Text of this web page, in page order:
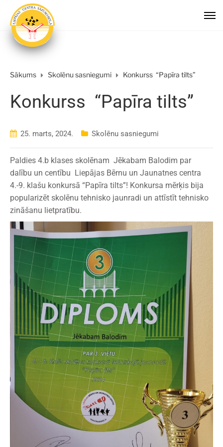
Sākums Skolēnu sasniegumi Konkurss “Papīra tilts”
Konkurss “Papīra tilts”
25. marts, 2024. Skolēnu sasniegumi
Paldies 4.b klases skolēnam Jēkabam Balodim par
dalību un centību Liepājas Bērnu un Jaunatnes centra
4.-9. klašu konkursā “Papīra tilts”! Konkursa mērķis bija
popularizēt skolēnu tehnisko jaunradi un attīstīt tehnisko
zināšanu lietpratību.